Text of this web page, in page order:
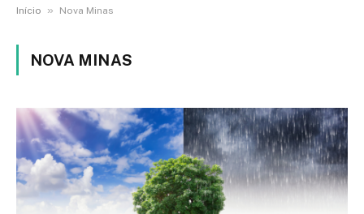
Início » Nova Minas
NOVA MINAS